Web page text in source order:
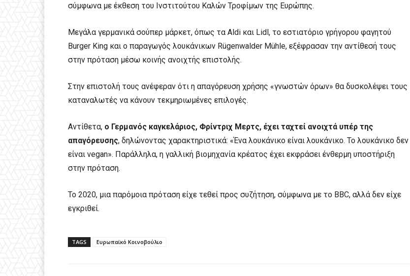
σύμφωνα με έκθεση του Ινστιτούτου Καλών Τροφίμων της Ευρώπης.
Μεγάλα γερμανικά σούπερ μάρκετ, όπως τα Aldi και Lidl, το εστιατόριο γρήγορου φαγητού
Burger King και ο παραγωγός λουκάνικων Rügenwalder Mühle, εξέφρασαν την αντίθεσή τους
στην πρόταση μέσω κοινής ανοιχτής επιστολής.
Στην επιστολή τους ανέφεραν ότι η απαγόρευση χρήσης «γνωστών όρων» θα δυσκολέψει τους
καταναλωτές να κάνουν τεκμηριωμένες επιλογές.
Αντίθετα, ο Γερμανός καγκελάριος, Φρίντριχ Μερτς, έχει ταχτεί ανοιχτά υπέρ της
απαγόρευσης, δηλώνοντας χαρακτηριστικά: «Ένα λουκάνικο είναι λουκάνικο. Το λουκάνικο δεν
είναι vegan». Παράλληλα, η γαλλική βιομηχανία κρέατος έχει εκφράσει ένθερμη υποστήριξη
στην πρόταση.
Το 2020, μια παρόμοια πρόταση είχε τεθεί προς συζήτηση, σύμφωνα με το BBC, αλλά δεν είχε
εγκριθεί.
TAGS Ευρωπαϊκό Κοινοβούλιο